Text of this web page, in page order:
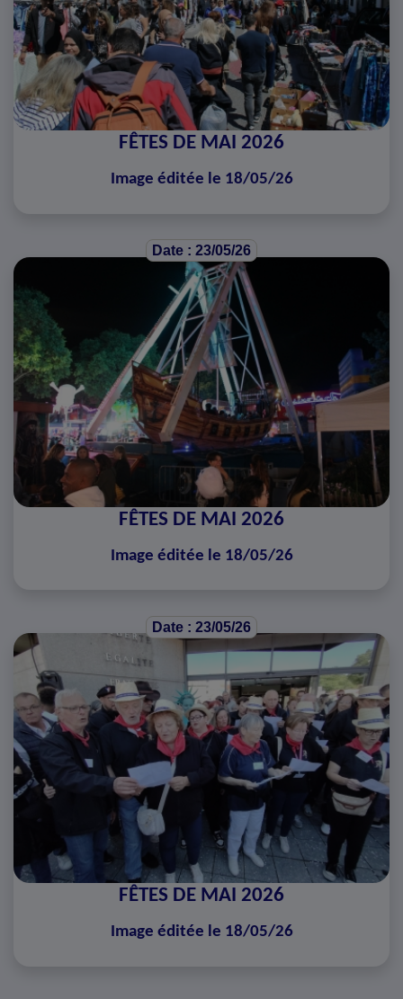
FÊTES DE MAI 2026
Image éditée le 18/05/26
Date : 23/05/26
FÊTES DE MAI 2026
Image éditée le 18/05/26
Date : 23/05/26
FÊTES DE MAI 2026
Image éditée le 18/05/26